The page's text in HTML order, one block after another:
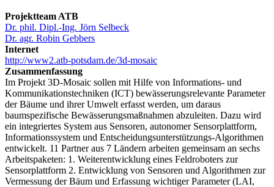
Projektteam ATB
Dr. phil. Dipl.-Ing. Jörn Selbeck
Dr. agr. Robin Gebbers
Internet
http://www2.atb-potsdam.de/3d-mosaic
Zusammenfassung
Im Projekt 3D-Mosaic sollen mit Hilfe von Informations- und
Kommunikationstechniken (ICT) bewässerungsrelevante Parameter
der Bäume und ihrer Umwelt erfasst werden, um daraus
baumspezifische Bewässerungsmaßnahmen abzuleiten. Dazu wird
ein integriertes System aus Sensoren, autonomer Sensorplattform,
Informationssystem und Entscheidungsunterstützungs-Algorithmen
entwickelt. 11 Partner aus 7 Ländern arbeiten gemeinsam an sechs
Arbeitspaketen: 1. Weiterentwicklung eines Feldroboters zur
Sensorplattform 2. Entwicklung von Sensoren und Algorithmen zur
Vermessung der Bäum und Erfassung wichtiger Parameter (LAI,